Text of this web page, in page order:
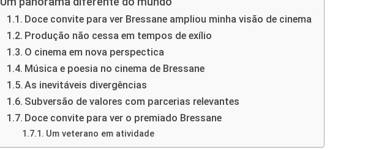
Doce convite para ver Bressane ampliou minha visão de cinema
Produção não cessa em tempos de exílio
O cinema em nova perspectica
Música e poesia no cinema de Bressane
As inevitáveis divergências
Subversão de valores com parcerias relevantes
Doce convite para ver o premiado Bressane
Um veterano em atividade